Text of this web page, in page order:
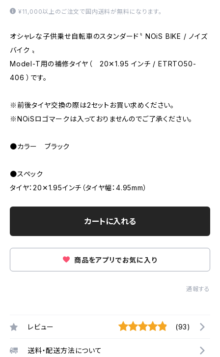
¥11,000以上のご注文で国内送料が無料になります。
オシャレな子供乗せ自転車のスタンダード〝 NOiS BIKE / ノイズ
バイク 〟
Model-T用の補修タイヤ（ 20✕1.95 インチ / ETRTO50-
406 ）です。
※前後タイヤ交換の際は2セットお買い求めください。
※NOiSロゴマークは入っておりませんのでご了承ください。
●カラー ブラック
●スペック
タイヤ：20✕1.95インチ（タイヤ幅：4.95mm）
カートに入れる
商品をアプリでお気に入り
通報する
レビュー (93)
送料・配送方法について